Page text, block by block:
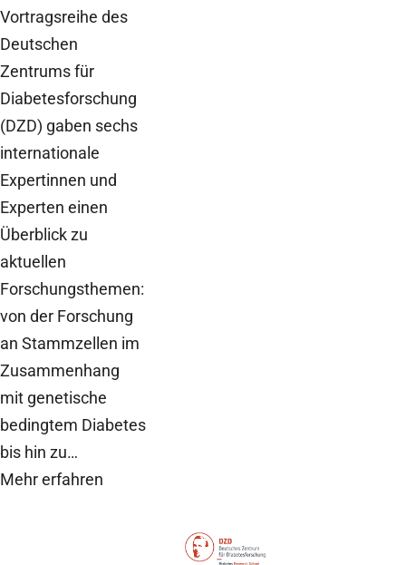
DZD News,
November
Vortragsreihe des
Deutschen
Zentrums für
Diabetesforschung
(DZD) gaben sechs
internationale
Expertinnen und
Experten einen
Überblick zu
aktuellen
Forschungsthemen:
von der Forschung
an Stammzellen im
Zusammenhang
mit genetische
bedingtem Diabetes
bis hin zu…
Mehr erfahren